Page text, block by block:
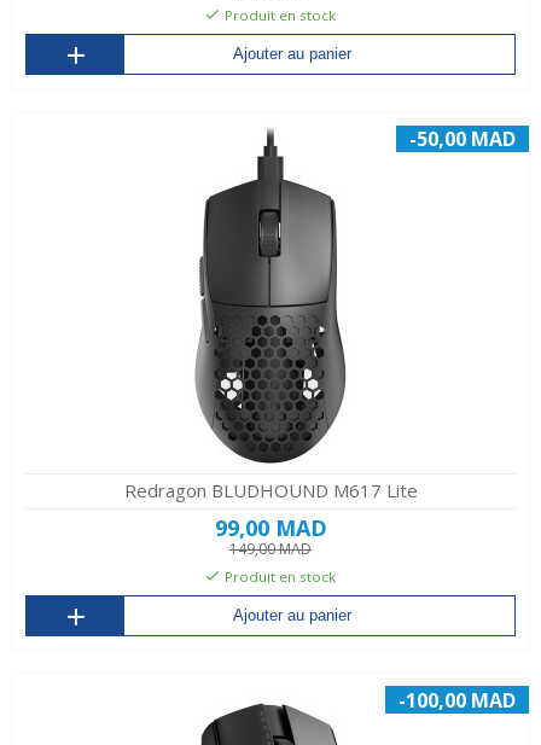
Produit en stock
Ajouter au panier
-50,00 MAD
Redragon BLUDHOUND M617 Lite
99,00 MAD
149,00 MAD
Produit en stock
Ajouter au panier
-100,00 MAD